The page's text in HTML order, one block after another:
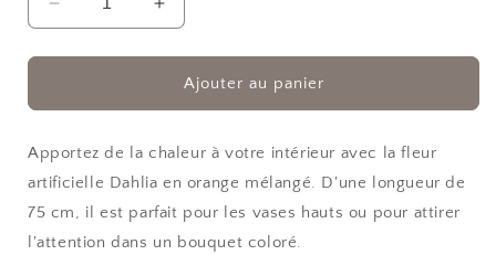
Réduire
la
quantité
Fleur
Dahlia
orange
Augmenter
la
quantité
Fleur
Dahlia
orange
mélangé
Ajouter au panier
Apportez de la chaleur à votre intérieur avec la fleur
artificielle Dahlia en orange mélangé. D'une longueur de
75 cm, il est parfait pour les vases hauts ou pour attirer
l'attention dans un bouquet coloré.